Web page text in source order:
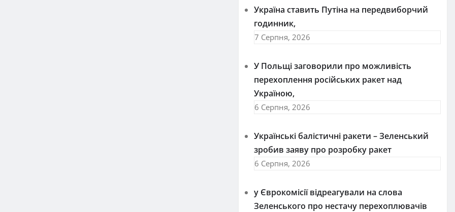
Україна ставить Путіна на передвиборчий
годинник,
7 Серпня, 2026
У Польщі заговорили про можливість
перехоплення російських ракет над
Україною,
6 Серпня, 2026
Українські балістичні ракети – Зеленський
зробив заяву про розробку ракет
6 Серпня, 2026
у Єврокомісії відреагували на слова
Зеленського про нестачу перехоплювачів